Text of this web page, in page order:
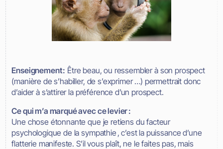
Enseignement : Être beau, ou ressembler à son prospect
(manière de s’habiller, de s’exprimer …) permettrait donc
d’aider à s’attirer la préférence d’un prospect.
Ce qui m’a marqué avec ce levier :
Une chose étonnante que je retiens du facteur
psychologique de la sympathie , c’est la puissance d’une
flatterie manifeste. S’il vous plaît, ne le faites pas, mais